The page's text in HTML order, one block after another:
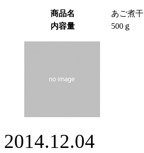
商品名
あご煮干
内容量
500ｇ
2014.12.04